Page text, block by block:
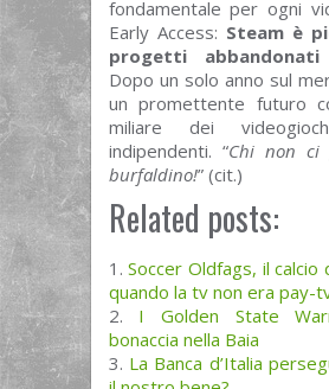
fondamentale per ogni
Early Access: Steam è
progetti
Dopo un solo anno sul
un promettente futuro
miliare dei
indipendenti. “Chi non ci
burfaldino!” (cit.)
Related posts:
Soccer Oldfags, il calcio
quando la tv non era pay-
I Golden State
bonaccia nella Baia
La Banca d’Italia